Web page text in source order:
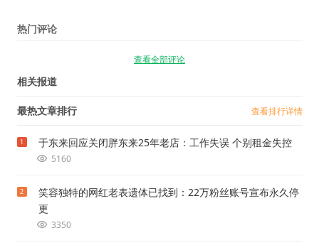
热门评论
查看全部评论
相关报道
最热文章排行 查看排行详情
1 于东来回应关闭胖东来25年老店：工作失误 个别租金失控
5160
2
笑容独特的网红老表遗体已找到：22万粉丝账号宣布永久停
更
3350